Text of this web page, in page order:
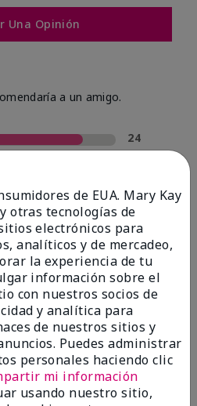
Una Opinión
a un amigo.
24
0
2
0
Piel
de EUA. Mary Kay
otras tecnologías de
electrónicos para
analíticos y de mercadeo,
la experiencia de tu
información sobre el
con nuestros socios de
y analítica para
de nuestros sitios y
Puedes administrar
personales haciendo clic
mi información
usando nuestro sitio,